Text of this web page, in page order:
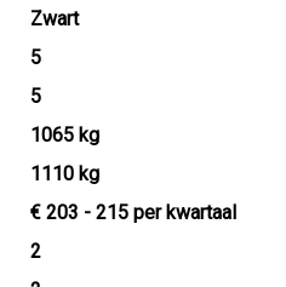
Zwart
5
5
1065 kg
1110 kg
€ 203 - 215 per kwartaal
2